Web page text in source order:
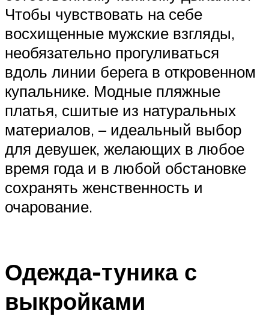
Чтобы чувствовать на себе
восхищенные мужские взгляды,
необязательно прогуливаться
вдоль линии берега в откровенном
купальнике. Модные пляжные
платья, сшитые из натуральных
материалов, – идеальный выбор
для девушек, желающих в любое
время года и в любой обстановке
сохранять женственность и
очарование.
Одежда-туника с
выкройками